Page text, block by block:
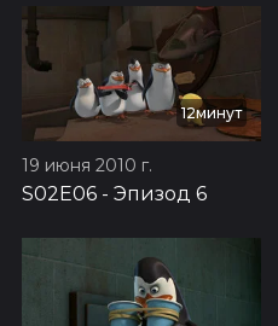
12минут
19 июня 2010 г.
S02E06 - Эпизод 6